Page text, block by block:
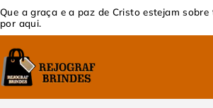
Que a graça e a paz de Cristo estejam
por aqui.